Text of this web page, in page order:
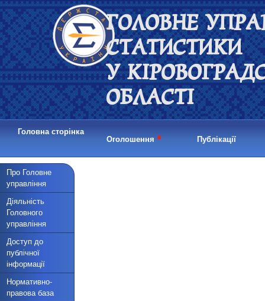
ГОЛОВНЕ
СТАТИСТИКИ
У
ОБЛАСТІ
Головна сторінка
Оголошення • Публікації
Про Головне
управління
Діяльність
Головного
управління
Доступ до
публічної
інформації
Нормативно-
правова база